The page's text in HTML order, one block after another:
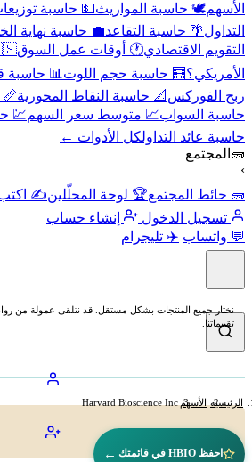
الأسهم🕊️ حاسبة المواريث💵 حاسبة
التداول 🌴 حاسبة التقاعد💼 حاسبة نهاية
التقويم الاقتصادي🕐 أوقات عمل السوق
الأمريكي؟🧮 حاسبة حجم اللوت📊 حاسبة
ربح الفوركس 📐 حاسبة النقاط المحورية📏
حاسبة السواب📈 متوسط سعر السهم💹
حاسبة عائد التداولكل الأدوات ←
🧱المجتمع
🧱 حائط المجتمع🏆 لوحة المحلّلين✍️ اكتب
تسجيل الدخول
إنشاء حساب
💬 واتساب ✈️ تليجرام
نختار جميع المنتجات بشكل مستقل. قد نتلقى عمولة من
تقييماتنا.
الرئيسية الأسهم Harvard Bioscience Inc
احفظ HBIO في قائمتك ←